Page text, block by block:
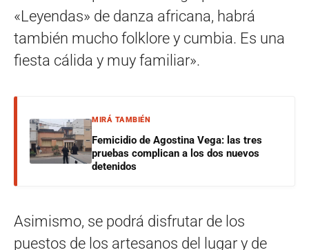
«Leyendas» de danza africana, habrá
también mucho folklore y cumbia. Es una
fiesta cálida y muy familiar».
MIRÁ TAMBIÉN
Femicidio de Agostina Vega: las tres
pruebas complican a los dos nuevos
detenidos
Asimismo, se podrá disfrutar de los
puestos de los artesanos del lugar y de